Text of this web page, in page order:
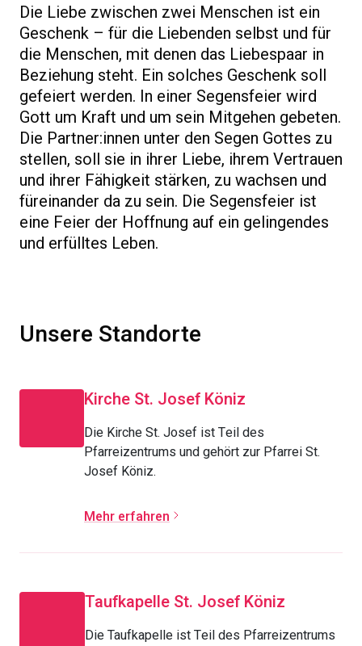
Die Liebe zwischen zwei Menschen ist ein
Geschenk – für die Liebenden selbst und für
die Menschen, mit denen das Liebespaar in
Beziehung steht. Ein solches Geschenk soll
gefeiert werden. In einer Segensfeier wird
Gott um Kraft und um sein Mitgehen gebeten.
Die Partner:innen unter den Segen Gottes zu
stellen, soll sie in ihrer Liebe, ihrem Vertrauen
und ihrer Fähigkeit stärken, zu wachsen und
füreinander da zu sein. Die Segensfeier ist
eine Feier der Hoffnung auf ein gelingendes
und erfülltes Leben.
Unsere Standorte
Kirche St. Josef Köniz
Die Kirche St. Josef ist Teil des
Pfarreizentrums und gehört zur Pfarrei St.
Josef Köniz.
Mehr erfahren
Taufkapelle St. Josef Köniz
Die Taufkapelle ist Teil des Pfarreizentrums